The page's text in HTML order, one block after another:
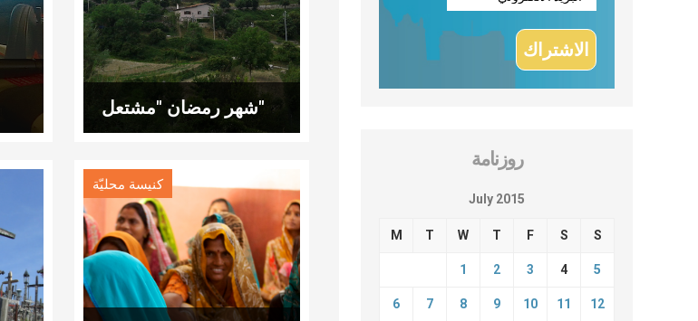
شهر رمضان "مشتعل"
كنيسة محليّة
روزنامة
July 2015
M T W T F S S
1 2 3 4 5
6 7 8 9 10 11 12